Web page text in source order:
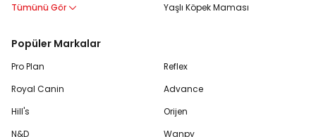
Tümünü Gör
Yaşlı Köpek Maması
Popüler Markalar
Pro Plan
Royal Canin
Hill's
N&D
Reflex
Advance
Orijen
Wanpy